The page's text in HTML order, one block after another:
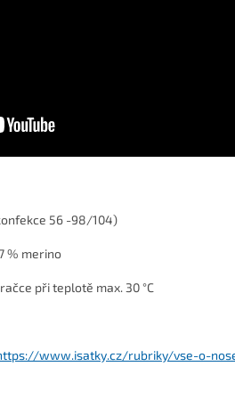
56 -98/104)
% merino
při teplotě max. 30 °C
www.isatky.cz/rubriky/vse-o-